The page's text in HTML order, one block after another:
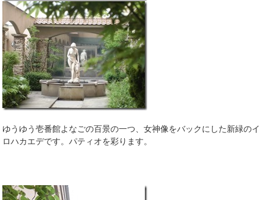
ゆうゆう壱番館よなごの百景の一つ、女神像をバックにした新緑のイ
ロハカエデです。パティオを彩ります。